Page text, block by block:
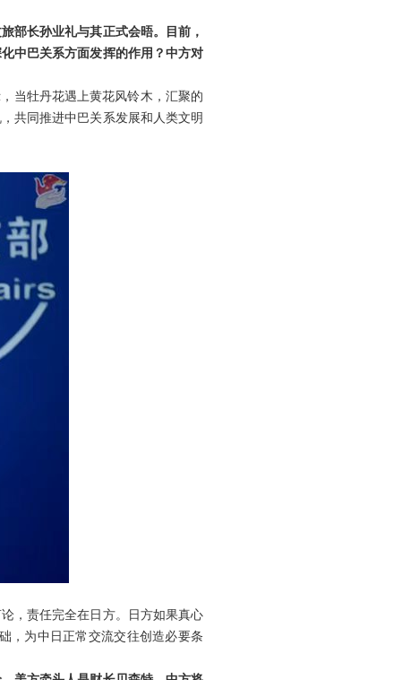
部长孙业礼与其正式会晤。目前，
中巴关系方面发挥的作用？中方对
当牡丹花遇上黄花风铃木，汇聚的
共同推进中巴关系发展和人类文明
，责任完全在日方。日方如果真心
，为中日正常交流交往创造必要条